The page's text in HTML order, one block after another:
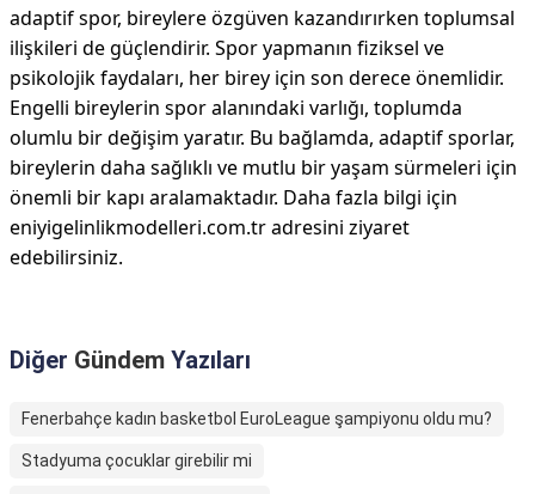
adaptif spor, bireylere özgüven kazandırırken toplumsal
ilişkileri de güçlendirir. Spor yapmanın fiziksel ve
psikolojik faydaları, her birey için son derece önemlidir.
Engelli bireylerin spor alanındaki varlığı, toplumda
olumlu bir değişim yaratır. Bu bağlamda, adaptif sporlar,
bireylerin daha sağlıklı ve mutlu bir yaşam sürmeleri için
önemli bir kapı aralamaktadır. Daha fazla bilgi için
eniyigelinlikmodelleri.com.tr adresini ziyaret
edebilirsiniz.
Diğer Gündem Yazıları
Fenerbahçe kadın basketbol EuroLeague şampiyonu oldu mu?
Stadyuma çocuklar girebilir mi